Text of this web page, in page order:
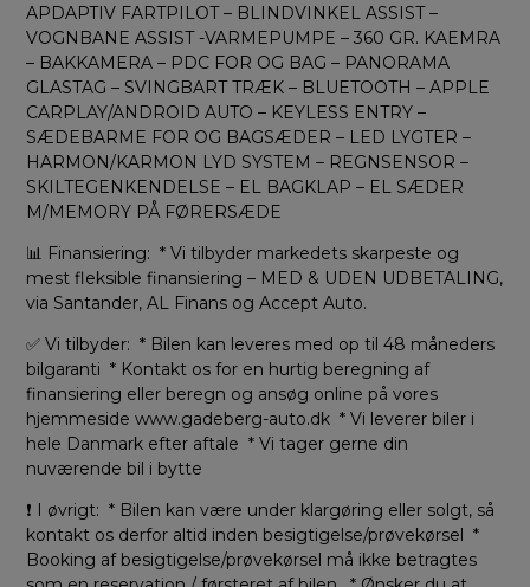
APDAPTIV FARTPILOT – BLINDVINKEL ASSIST –
VOGNBANE ASSIST -VARMEPUMPE – 360 GR. KAEMRA
– BAKKAMERA – PDC FOR OG BAG – PANORAMA
GLASTAG – SVINGBART TRÆK – BLUETOOTH – APPLE
CARPLAY/ANDROID AUTO – KEYLESS ENTRY –
SÆDEBARME FOR OG BAGSÆDER – LED LYGTER –
HARMON/KARMON LYD SYSTEM – REGNSENSOR –
SKILTEGENKENDELSE – EL BAGKLAP – EL SÆDER
M/MEMORY PÅ FØRERSÆDE
📊 Finansiering: * Vi tilbyder markedets skarpeste og
mest fleksible finansiering – MED & UDEN UDBETALING,
via Santander, AL Finans og Accept Auto.
✅ Vi tilbyder: * Bilen kan leveres med op til 48 måneders
bilgaranti * Kontakt os for en hurtig beregning af
finansiering eller beregn og ansøg online på vores
hjemmeside www.gadeberg-auto.dk * Vi leverer biler i
hele Danmark efter aftale * Vi tager gerne din
nuværende bil i bytte
❗ I øvrigt: * Bilen kan være under klargøring eller solgt, så
kontakt os derfor altid inden besigtigelse/prøvekørsel *
Booking af besigtigelse/prøvekørsel må ikke betragtes